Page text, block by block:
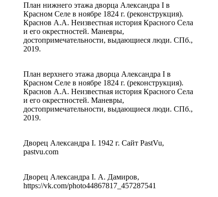
План нижнего этажа дворца Александра I в
Красном Селе в ноябре 1824 г. (реконструкция).
Краснов А.А. Неизвестная история Красного Села
и его окрестностей. Маневры,
достопримечательности, выдающиеся люди. СПб.,
2019.
План верхнего этажа дворца Александра I в
Красном Селе в ноябре 1824 г. (реконструкция).
Краснов А.А. Неизвестная история Красного Села
и его окрестностей. Маневры,
достопримечательности, выдающиеся люди. СПб.,
2019.
Дворец Александра I. 1942 г. Сайт PastVu,
pastvu.com
Дворец Александра I. А. Дамиров,
https://vk.com/photo44867817_457287541